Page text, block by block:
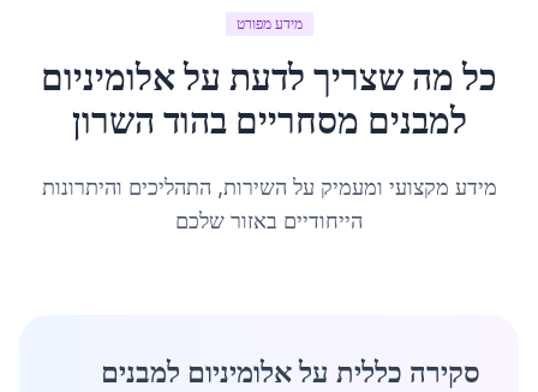
מידע מפורט
כל מה שצריך לדעת עלאלומיניום
למבנים מסחריים בהוד השרון
מידע מקצועי ומעמיק על השירות, התהליכים והיתרונות
הייחודיים באזור שלכם
סקירה כללית על אלומיניום למבנים